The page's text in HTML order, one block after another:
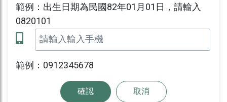
範例：出生日期為民國82年01月01日，請輸入
0820101
範例：0912345678
確認 取消